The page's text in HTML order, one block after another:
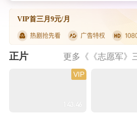
VIP首三月9元/月
正片
143:46
VIP